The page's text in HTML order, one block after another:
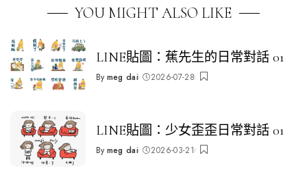
YOU MIGHT ALSO LIKE
LINE貼圖：蕉先生的日常對話 01
Posted
By meg dai 2026-07-28
LINE貼圖：少女歪歪日常對話 01
Posted
By meg dai 2026-03-21